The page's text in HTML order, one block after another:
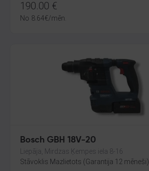
190.00 €
No 8.64€/mēn.
Bosch GBH 18V-20
Liepāja, Mirdzas Ķempes iela 8-16
Stāvoklis Mazlietots (Garantija 12 mēneši)